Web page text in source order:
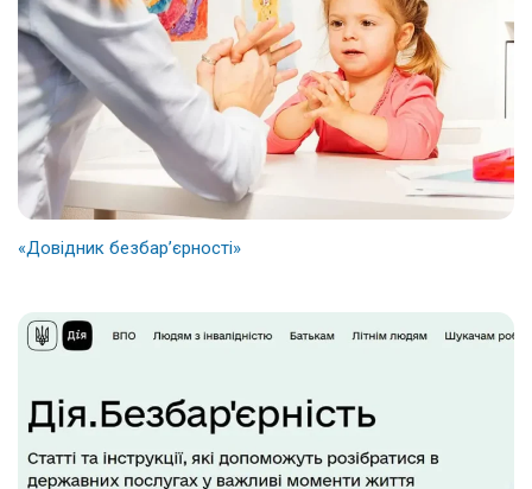
«Довідник безбар’єрності»